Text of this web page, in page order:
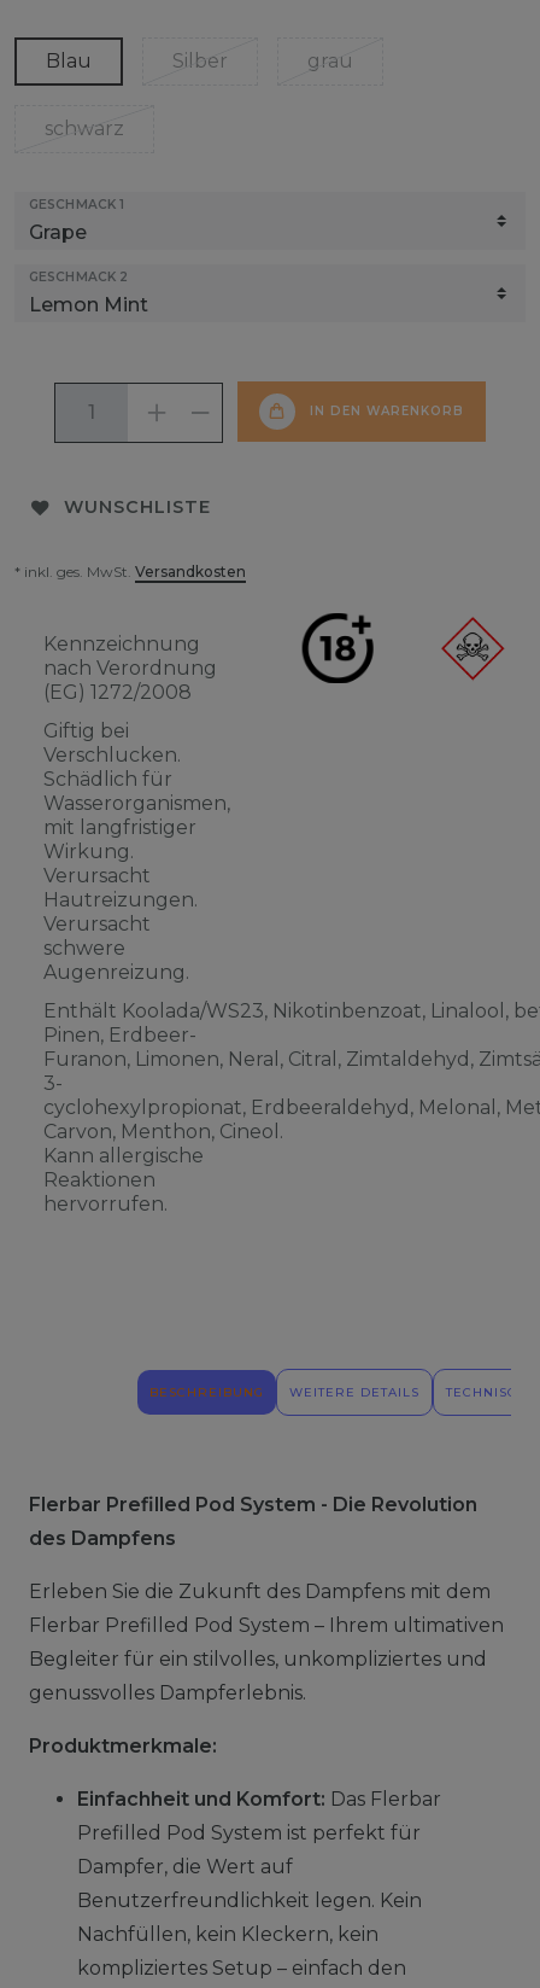
Blau Silber grau
schwarz
GESCHMACK 1
GESCHMACK 2
IN DEN WARENKORB
WUNSCHLISTE
* inkl. ges. MwSt. Versandkosten
Kennzeichnung
nach Verordnung
(EG) 1272/2008
Giftig bei
Verschlucken.
Schädlich für
Wasserorganismen,
mit langfristiger
Wirkung.
Verursacht
Hautreizungen.
Verursacht
schwere
Augenreizung.
Enthält Koolada/WS23, Nikotinbenzoat, Linalool,
Pinen, Erdbeer-
Furanon, Limonen, Neral, Citral, Zimtaldehyd,
3-
cyclohexylpropionat, Erdbeeraldehyd, Melonal,
Carvon, Menthon, Cineol.
Kann allergische
Reaktionen
hervorrufen.
BESCHREIBUNG WEITERE DETAILS
Flerbar Prefilled Pod System - Die Revolution
des Dampfens
Erleben Sie die Zukunft des Dampfens mit dem
Flerbar Prefilled Pod System – Ihrem ultimativen
Begleiter für ein stilvolles, unkompliziertes und
genussvolles Dampferlebnis.
Produktmerkmale:
Einfachheit und Komfort: Das Flerbar
Prefilled Pod System ist perfekt für
Dampfer, die Wert auf
Benutzerfreundlichkeit legen. Kein
Nachfüllen, kein Kleckern, kein
kompliziertes Setup – einfach den